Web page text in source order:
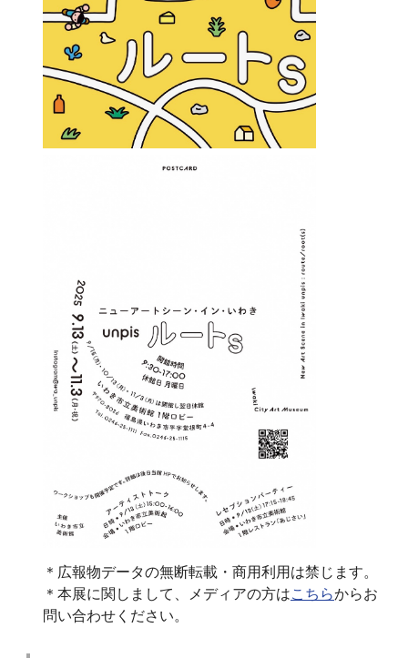
＊広報物データの無断転載・商用利用は禁じます。
＊本展に関しまして、メディアの方はこちらからお
問い合わせください。